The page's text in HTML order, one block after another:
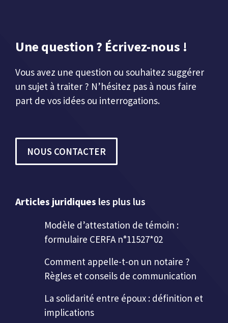
Une question ? Écrivez-nous !
Vous avez une question ou souhaitez suggérer
un sujet à traiter ? N’hésitez pas à nous faire
part de vos idées ou interrogations.
NOUS CONTACTER
Articles juridiques les plus lus
Modèle d’attestation de témoin :
formulaire CERFA n°11527*02
Comment appelle-t-on un notaire ?
Règles et conseils de communication
La solidarité entre époux : définition et
implications